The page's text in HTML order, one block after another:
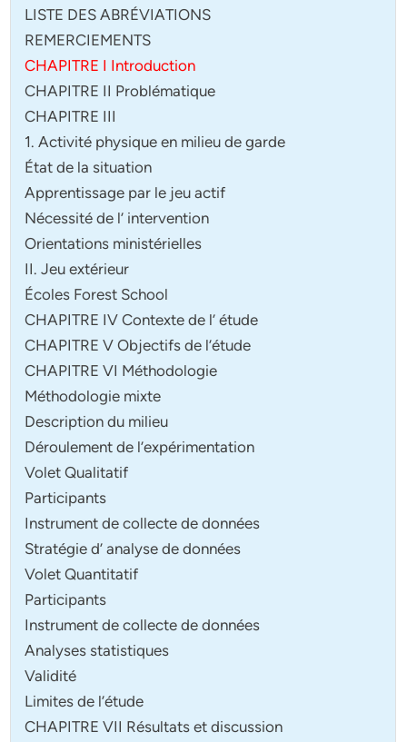
LISTE DES ABRÉVIATIONS
REMERCIEMENTS
CHAPITRE I Introduction
CHAPITRE II Problématique
CHAPITRE III
1. Activité physique en milieu de garde
État de la situation
Apprentissage par le jeu actif
Nécessité de l’ intervention
Orientations ministérielles
II. Jeu extérieur
Écoles Forest School
CHAPITRE IV Contexte de l’ étude
CHAPITRE V Objectifs de l’étude
CHAPITRE VI Méthodologie
Méthodologie mixte
Description du milieu
Déroulement de l’expérimentation
Volet Qualitatif
Participants
Instrument de collecte de données
Stratégie d’ analyse de données
Volet Quantitatif
Participants
Instrument de collecte de données
Analyses statistiques
Validité
Limites de l’étude
CHAPITRE VII Résultats et discussion